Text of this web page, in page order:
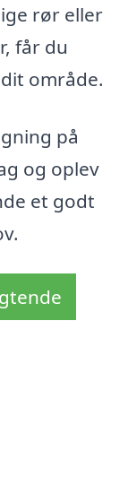
rør eller
får du
område.
på
og oplev
et godt